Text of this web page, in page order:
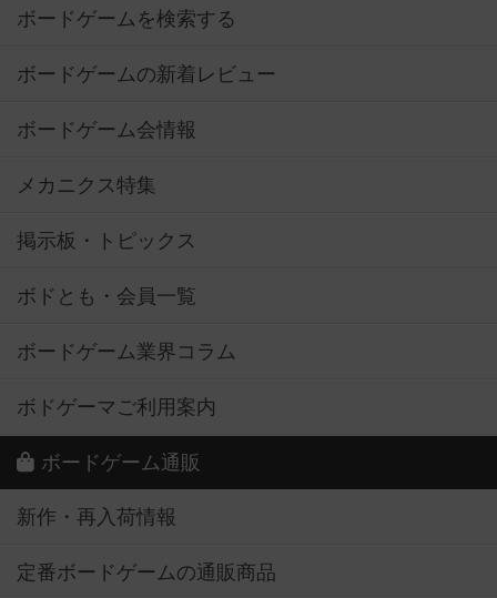
ボードゲームを検索する
ボードゲームの新着レビュー
ボードゲーム会情報
メカニクス特集
掲示板・トピックス
ボドとも・会員一覧
ボードゲーム業界コラム
ボドゲーマご利用案内
ボードゲーム通販
新作・再入荷情報
定番ボードゲームの通販商品